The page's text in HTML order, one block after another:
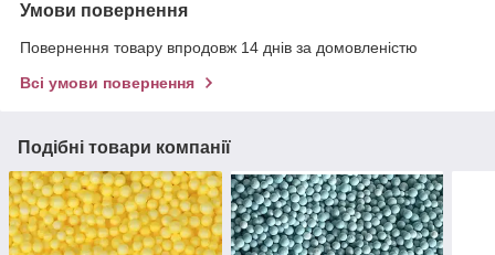
Умови повернення
Повернення товару впродовж 14 днів за домовленістю
Всі умови повернення
Подібні товари компанії